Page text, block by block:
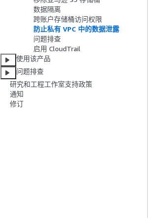
数据隔离
跨账户存储桶访问权限
防止私有 VPC 中的数据泄露
问题排查
启用 CloudTrail
使用该产品
问题排查
研究和工程工作室支持政策
通知
修订